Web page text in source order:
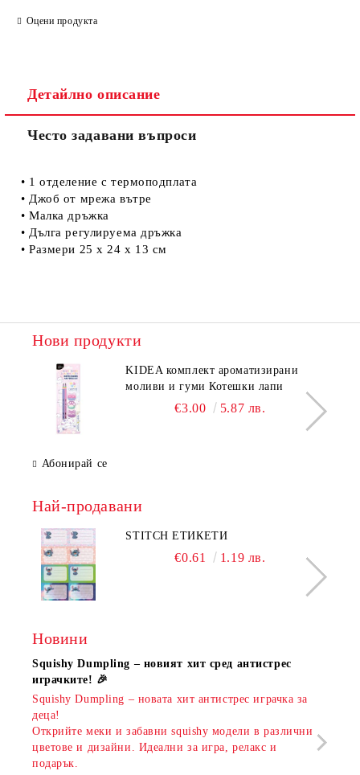
Ние ще се свържем с вас в рамките на работния ден.
Оцени продукта
Детайлно описание
Често задавани въпроси
• 1 отделение с термоподплата
• Джоб от мрежа вътре
• Малка дръжка
• Дълга регулируема дръжка
• Размери 25 х 24 х 13 см
Нови продукти
KIDEA комплект ароматизирани
моливи и гуми Котешки лапи
€3.00 5.87 лв.
Абонирай се
Най-продавани
STITCH ЕТИКЕТИ
€0.61 1.19 лв.
Новини
Squishy Dumpling – новият хит сред антистрес
играчките! 🎉
Squishy Dumpling – новата хит антистрес играчка за
деца!
Открийте меки и забавни squishy модели в различни
цветове и дизайни. Идеални за игра, релакс и
подарък.